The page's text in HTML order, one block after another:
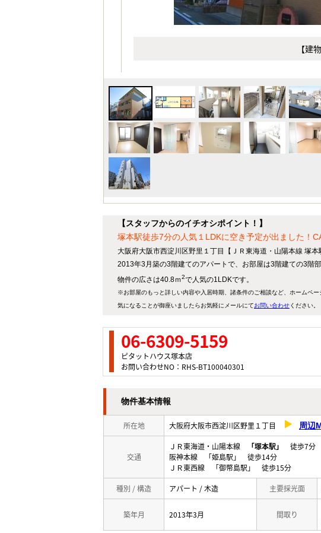
【建
【スタッフからのイチオシポイント！】
塚本駅徒歩7分の人気１LDKに空き予定が出ました
大阪府大阪市西淀川区野里１丁目【ＪＲ東海道・山陽本線 塚
2013年3月築の3階建てのアパートで、お部屋は3階建ての3階部
物件の広さは40.8ｍ2で人気の1LDKです。
※お部屋のもっと詳しい内容や入居時期、諸条件のご相談など、ホームペ
気になることが御座いましたらお気軽にメールにてお問い合わせください。
06-6309-5159
ピタットハウス塚本店
お問い合わせNO：RHS-BT100040301
物件基本情報
所在地 大阪府大阪市西淀川区野里１丁目 周辺
交通
ＪＲ東海道・山陽本線 「塚本駅」
徒歩7分
阪神本線 「姫島駅」 徒歩14分
ＪＲ東西線 「御幣島駅」 徒歩15分
種別 / 構造 アパート / 木造 主要採光面
築年月 2013年3月 間取り